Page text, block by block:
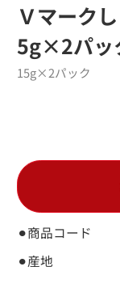
Ｖマーク
5g×2パッ
⚫︎商品コード
15g×2パック
⚫︎産地